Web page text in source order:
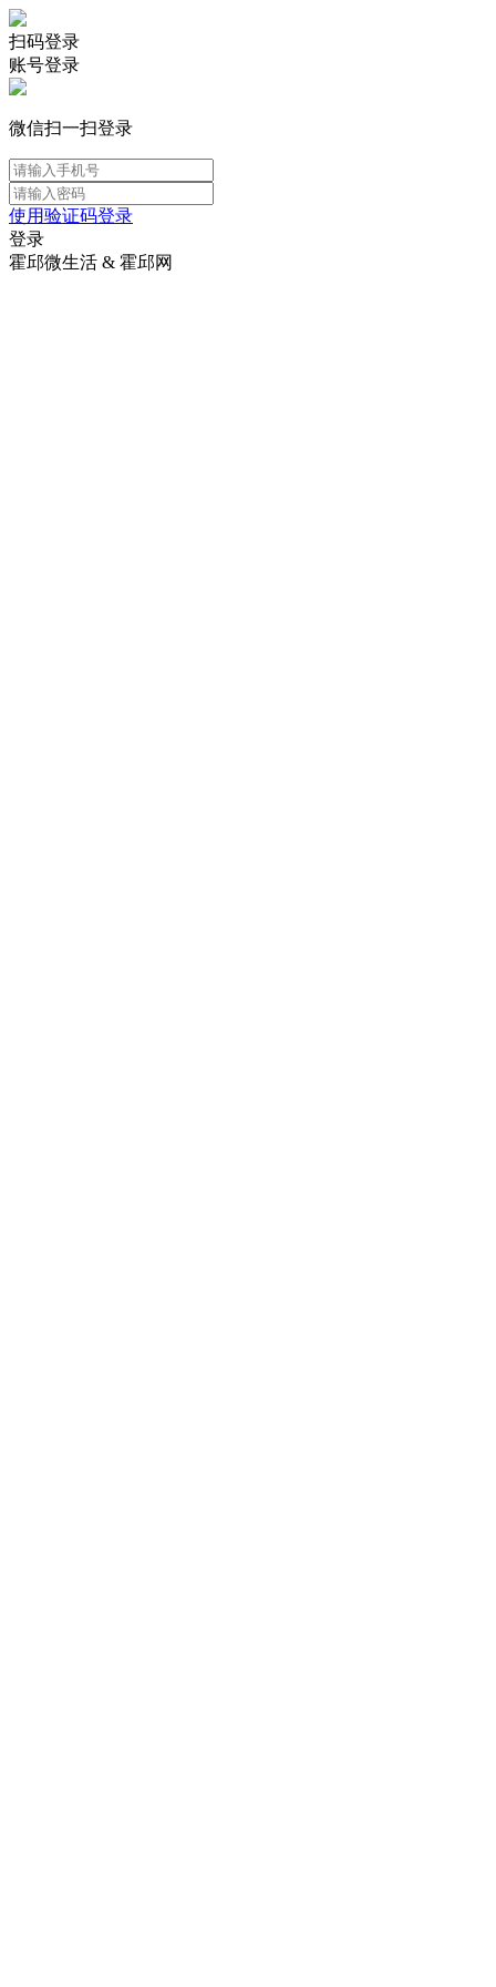
扫码登录
账号登录
微信扫一扫登录
使用验证码登录
登录
霍邱微生活 & 霍邱网